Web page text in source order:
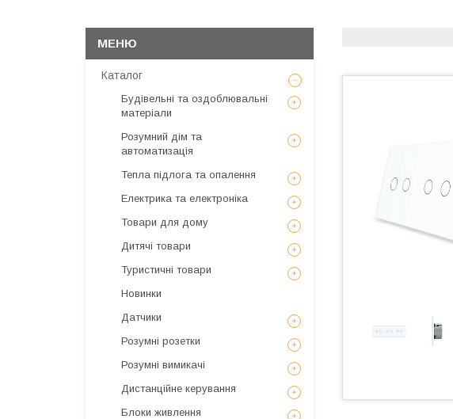
Каталог
Будівельні та оздоблювальні
матеріали
Розумний дім та
автоматизація
Тепла підлога та опалення
Електрика та електроніка
Товари для дому
Дитячі товари
Туристичні товари
Новинки
Датчики
Розумні розетки
Розумні вимикачі
Дистанційне керування
Блоки живлення